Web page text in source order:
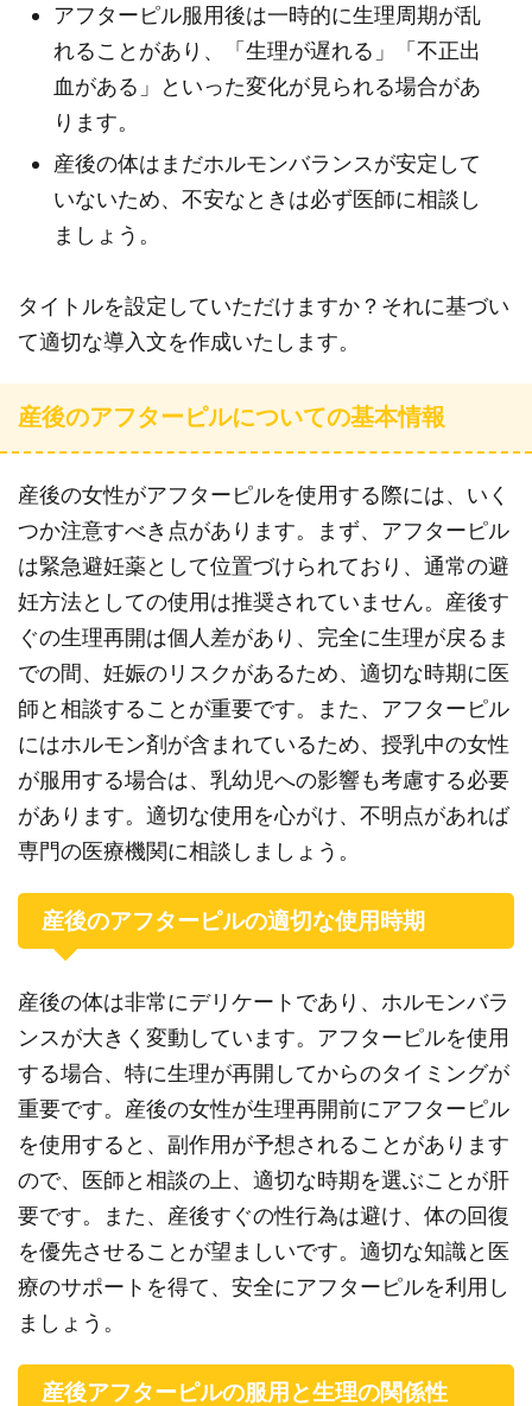
アフターピル服用後は一時的に生理周期が乱
れることがあり、「生理が遅れる」「不正出
血がある」といった変化が見られる場合があ
ります。
産後の体はまだホルモンバランスが安定して
いないため、不安なときは必ず医師に相談し
ましょう。
タイトルを設定していただけますか？それに基づい
て適切な導入文を作成いたします。
産後のアフターピルについての基本情報
産後の女性がアフターピルを使用する際には、いく
つか注意すべき点があります。まず、アフターピル
は緊急避妊薬として位置づけられており、通常の避
妊方法としての使用は推奨されていません。産後す
ぐの生理再開は個人差があり、完全に生理が戻るま
での間、妊娠のリスクがあるため、適切な時期に医
師と相談することが重要です。また、アフターピル
にはホルモン剤が含まれているため、授乳中の女性
が服用する場合は、乳幼児への影響も考慮する必要
があります。適切な使用を心がけ、不明点があれば
専門の医療機関に相談しましょう。
産後のアフターピルの適切な使用時期
産後の体は非常にデリケートであり、ホルモンバラ
ンスが大きく変動しています。アフターピルを使用
する場合、特に生理が再開してからのタイミングが
重要です。産後の女性が生理再開前にアフターピル
を使用すると、副作用が予想されることがあります
ので、医師と相談の上、適切な時期を選ぶことが肝
要です。また、産後すぐの性行為は避け、体の回復
を優先させることが望ましいです。適切な知識と医
療のサポートを得て、安全にアフターピルを利用し
ましょう。
産後アフターピルの服用と生理の関係性